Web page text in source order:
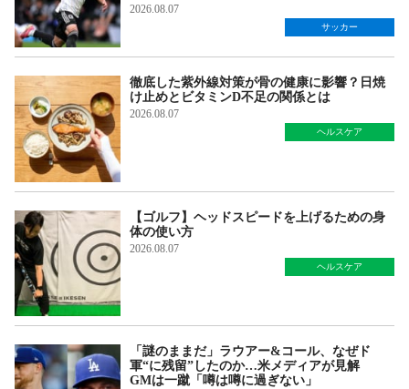
2026.08.07
サッカー
徹底した紫外線対策が骨の健康に影響？日焼
け止めとビタミンD不足の関係とは
2026.08.07
ヘルスケア
【ゴルフ】ヘッドスピードを上げるための身
体の使い方
2026.08.07
ヘルスケア
「謎のままだ」ラウアー&コール、なぜド
軍“に残留”したのか…米メディアが見解
GMは一蹴「噂は噂に過ぎない」